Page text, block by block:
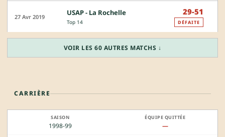
27 Avr 2019 USAP - La Rochelle
Top 14
29-51
DÉFAITE
VOIR LES 60 AUTRES MATCHS ↓
CARRIÈRE
1998-99 —